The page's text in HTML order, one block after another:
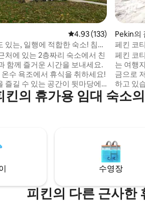
307개
평점 4.93점(5점 만점),
4.93 (133)
있는, 일행에 적합한 숙소! 침실
처에 있는 2층짜리 숙소에서 친
함께 즐거운 시간을 보내세요.
수 욕조에서 휴식을 취하세요!
즐길 수 있는 공간이 뒷마당에
, 프라이버시를 보장하는 울타
개와 완비된
있습니다. 성숙한 나무가 많은 이
에서 산책을 즐기거나 현관에서
보세요.
Pekin의
페킨 코
페킨 코티
는 여행
금으로
하고 있
하게 머
킨 병원
골프, 스
즐길 수
보로 이
킨의 휴가용 임대 숙소
수영장
피킨의 다른 근사한